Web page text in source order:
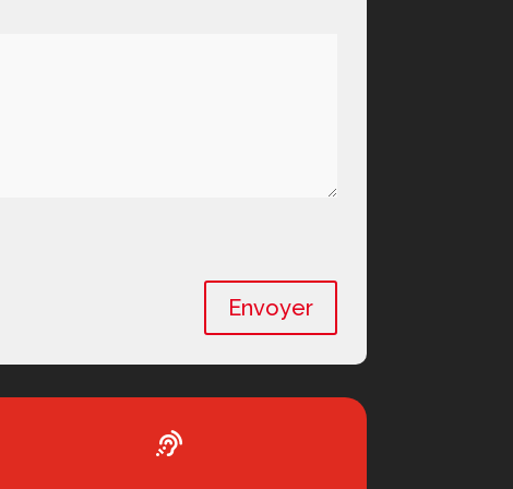
Envoyer
